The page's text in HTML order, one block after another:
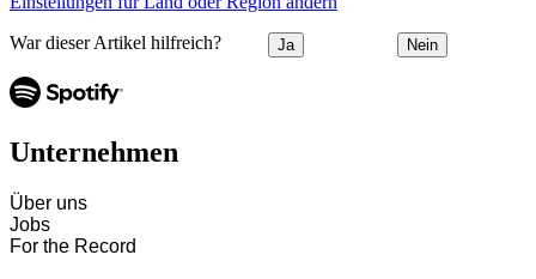
War dieser Artikel hilfreich? Ja Nein
Unternehmen
Über uns
Jobs
For the Record